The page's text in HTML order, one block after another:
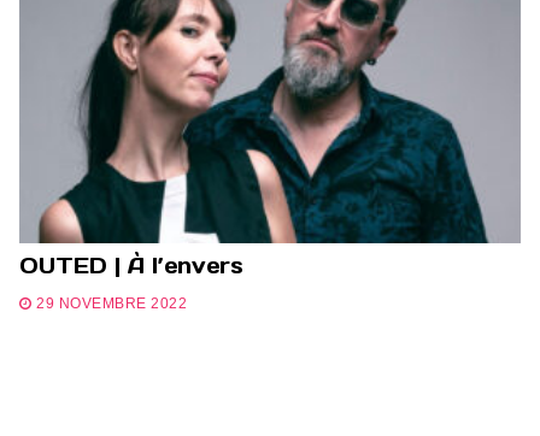
OUTED | À l’envers
29 NOVEMBRE 2022